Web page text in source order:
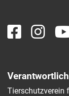
Tierschutzverein